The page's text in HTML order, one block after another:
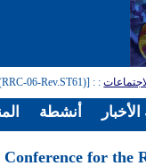
:
: [Regional Radiocommunication Conference for the Revision of the ST61 Agreement (RRC-06-Rev.ST61)]
for the
أنشطة